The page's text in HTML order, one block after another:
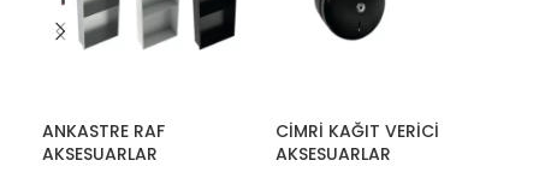
ANKASTRE RAF
AKSESUARLAR
CİMRİ KAĞIT VERİCİ
AKSESUARLAR